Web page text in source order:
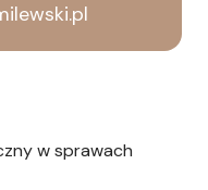
w sprawach